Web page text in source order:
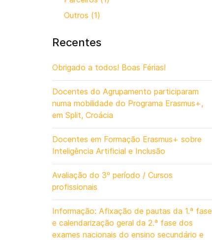
Outros (1)
Recentes
Obrigado a todos! Boas Férias!
Docentes do Agrupamento participaram
numa mobilidade do Programa Erasmus+,
em Split, Croácia
Docentes em Formação Erasmus+ sobre
Inteligência Artificial e Inclusão
Avaliação do 3º período / Cursos
profissionais
Informação: Afixação de pautas da 1.ª fase
e calendarização geral da 2.ª fase dos
exames nacionais do ensino secundário e